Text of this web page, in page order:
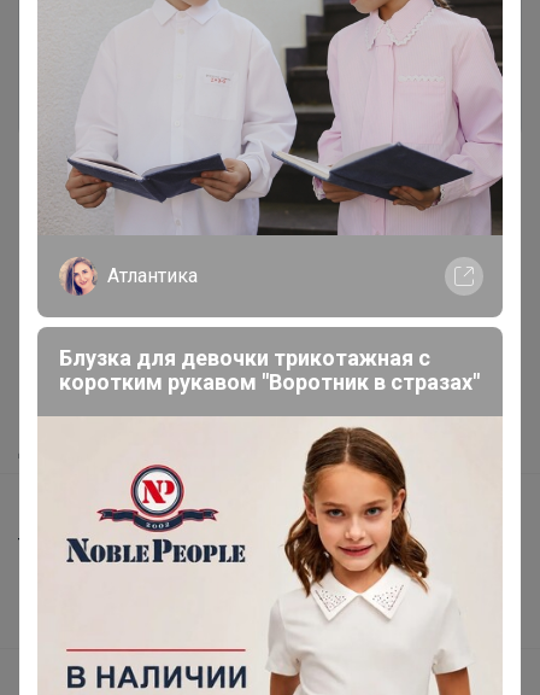
Это займет меньше минуты
Зарегистрироваться
Как здесь все устроено?
Как сделать заказ?
Доставка
Шоурумы
Торговые марки
Подарочные сертификаты
Атлантика
Блузка для девочки трикотажная с
коротким рукавом "Воротник в стразах"